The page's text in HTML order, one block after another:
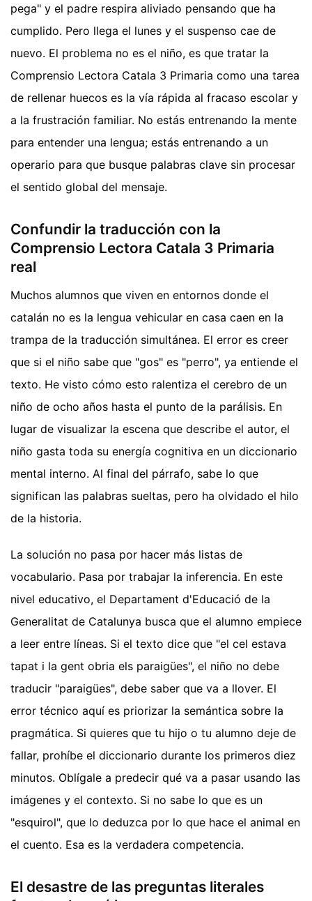
pega" y el padre respira aliviado pensando que ha
cumplido. Pero llega el lunes y el suspenso cae de
nuevo. El problema no es el niño, es que tratar la
Comprensio Lectora Catala 3 Primaria como una tarea
de rellenar huecos es la vía rápida al fracaso escolar y
a la frustración familiar. No estás entrenando la mente
para entender una lengua; estás entrenando a un
operario para que busque palabras clave sin procesar
el sentido global del mensaje.
Confundir la traducción con la
Comprensio Lectora Catala 3 Primaria
real
Muchos alumnos que viven en entornos donde el
catalán no es la lengua vehicular en casa caen en la
trampa de la traducción simultánea. El error es creer
que si el niño sabe que "gos" es "perro", ya entiende el
texto. He visto cómo esto ralentiza el cerebro de un
niño de ocho años hasta el punto de la parálisis. En
lugar de visualizar la escena que describe el autor, el
niño gasta toda su energía cognitiva en un diccionario
mental interno. Al final del párrafo, sabe lo que
significan las palabras sueltas, pero ha olvidado el hilo
de la historia.
La solución no pasa por hacer más listas de
vocabulario. Pasa por trabajar la inferencia. En este
nivel educativo, el Departament d'Educació de la
Generalitat de Catalunya busca que el alumno empiece
a leer entre líneas. Si el texto dice que "el cel estava
tapat i la gent obria els paraigües", el niño no debe
traducir "paraigües", debe saber que va a llover. El
error técnico aquí es priorizar la semántica sobre la
pragmática. Si quieres que tu hijo o tu alumno deje de
fallar, prohíbe el diccionario durante los primeros diez
minutos. Oblígale a predecir qué va a pasar usando las
imágenes y el contexto. Si no sabe lo que es un
"esquirol", que lo deduzca por lo que hace el animal en
el cuento. Esa es la verdadera competencia.
El desastre de las preguntas literales